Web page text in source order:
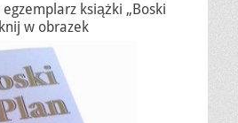
książki „Boski
w obrazek